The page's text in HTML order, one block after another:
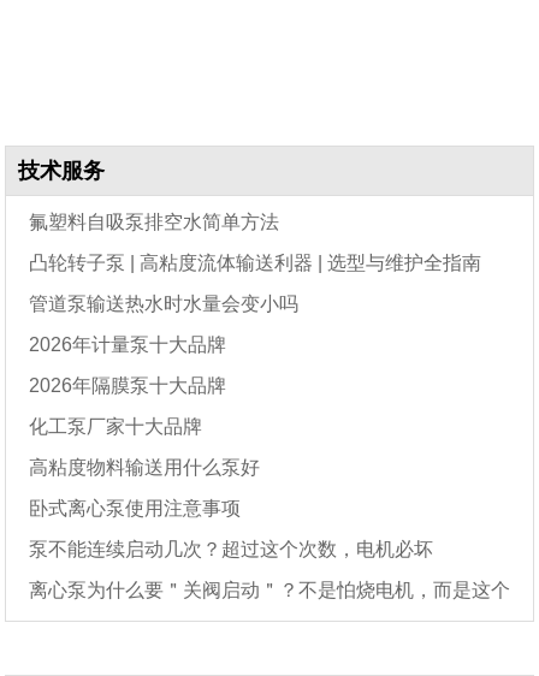
技术服务
氟塑料自吸泵排空水简单方法
凸轮转子泵 | 高粘度流体输送利器 | 选型与维护全指南
管道泵输送热水时水量会变小吗
2026年计量泵十大品牌
2026年隔膜泵十大品牌
化工泵厂家十大品牌
高粘度物料输送用什么泵好
卧式离心泵使用注意事项
泵不能连续启动几次？超过这个次数，电机必坏
离心泵为什么要＂关阀启动＂？不是怕烧电机，而是这个